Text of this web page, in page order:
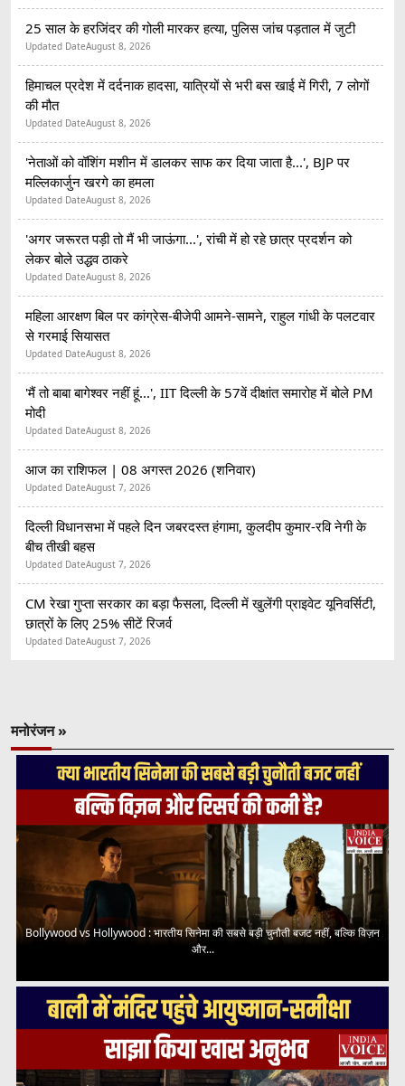
25 साल के हरजिंदर की गोली मारकर हत्या, पुलिस जांच पड़ताल में जुटी
Updated DateAugust 8, 2026
हिमाचल प्रदेश में दर्दनाक हादसा, यात्रियों से भरी बस खाई में गिरी, 7 लोगों
की मौत
Updated DateAugust 8, 2026
'नेताओं को वॉशिंग मशीन में डालकर साफ कर दिया जाता है...', BJP पर
मल्लिकार्जुन खरगे का हमला
Updated DateAugust 8, 2026
'अगर जरूरत पड़ी तो मैं भी जाऊंगा...', रांची में हो रहे छात्र प्रदर्शन को
लेकर बोले उद्धव ठाकरे
Updated DateAugust 8, 2026
महिला आरक्षण बिल पर कांग्रेस-बीजेपी आमने-सामने, राहुल गांधी के पलटवार
से गरमाई सियासत
Updated DateAugust 8, 2026
'मैं तो बाबा बागेश्वर नहीं हूं...', IIT दिल्ली के 57वें दीक्षांत समारोह में बोले PM
मोदी
Updated DateAugust 8, 2026
आज का राशिफल | 08 अगस्त 2026 (शनिवार)
Updated DateAugust 7, 2026
दिल्ली विधानसभा में पहले दिन जबरदस्त हंगामा, कुलदीप कुमार-रवि नेगी के
बीच तीखी बहस
Updated DateAugust 7, 2026
CM रेखा गुप्ता सरकार का बड़ा फैसला, दिल्ली में खुलेंगी प्राइवेट यूनिवर्सिटी,
छात्रों के लिए 25% सीटें रिजर्व
Updated DateAugust 7, 2026
मनोरंजन »
Bollywood vs Hollywood : भारतीय सिनेमा की सबसे बड़ी चुनौती बजट नहीं, बल्कि विज़न
और...